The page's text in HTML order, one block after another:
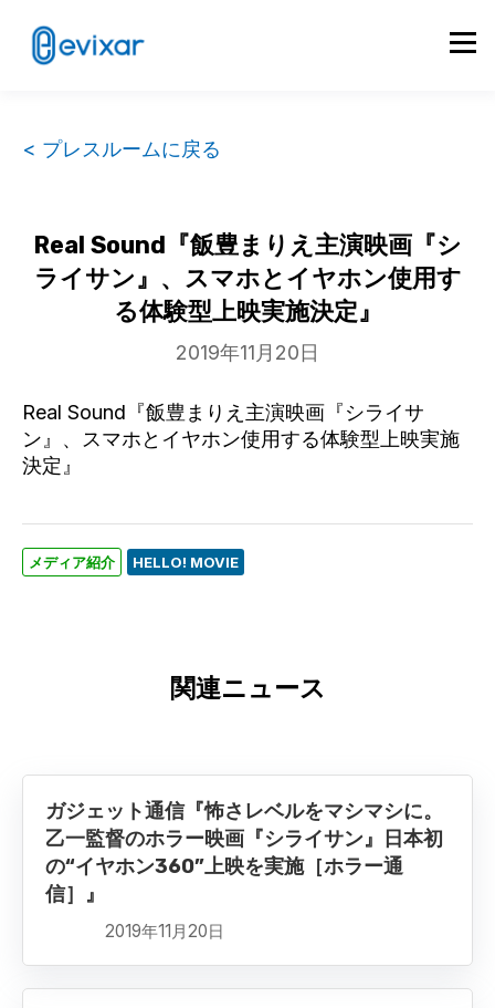
< プレスルームに戻る
Real Sound『飯豊まりえ主演映画『シ
ライサン』、スマホとイヤホン使用す
る体験型上映実施決定』
2019年11月20日
Real Sound『飯豊まりえ主演映画『シライサ
ン』、スマホとイヤホン使用する体験型上映実施
決定』
メディア紹介 HELLO! MOVIE
関連ニュース
ガジェット通信『怖さレベルをマシマシに。
乙一監督のホラー映画『シライサン』日本初
の“イヤホン360”上映を実施［ホラー通
信］』
2019年11月20日